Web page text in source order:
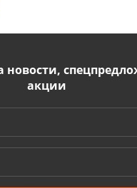
новости,
акции